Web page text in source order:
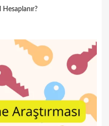
Hesaplanır?